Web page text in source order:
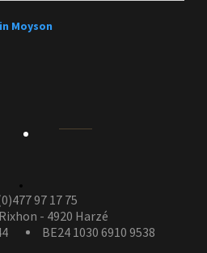
Moyson
verres la continuité...
Moysonis in Esplanade De
97 17 75
- 4920 Harzé
BE24 1030 6910 9538